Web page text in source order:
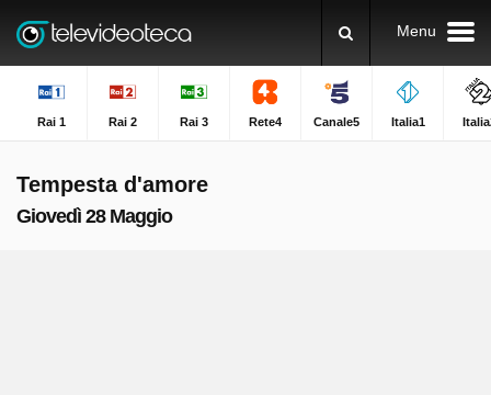
Menu
Rai 1 Rai 2 Rai 3 Rete4 Canale5 Italia1
Tempesta d'amore
Giovedì 28 Maggio